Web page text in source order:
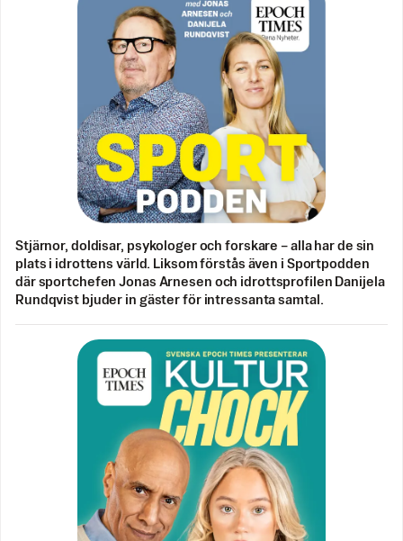
Stjärnor, doldisar, psykologer och forskare – alla har de sin
plats i idrottens värld. Liksom förstås även i Sportpodden
där sportchefen Jonas Arnesen och idrottsprofilen Danijela
Rundqvist bjuder in gäster för intressanta samtal.